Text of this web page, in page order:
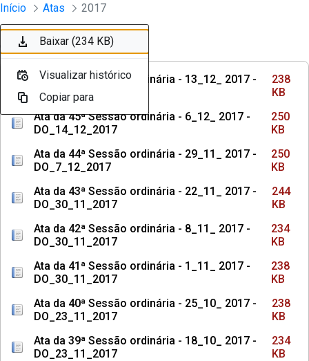
Pular para o Conteúdo principal
Sessões e Reuniões - Documentos
Início Atas 2017
Ordenar Filtro
Ata da 46ª Sessão ordinária - 13_12_ 2017 -
DO_21_12_2017
238
KB
Ata da 45ª Sessão ordinária - 6_12_ 2017 -
DO_14_12_2017
250
KB
Ata da 44ª Sessão ordinária - 29_11_ 2017 -
DO_7_12_2017
250
KB
Ata da 43ª Sessão ordinária - 22_11_ 2017 -
DO_30_11_2017
244
KB
Ata da 42ª Sessão ordinária - 8_11_ 2017 -
DO_30_11_2017
234
KB
Ata da 41ª Sessão ordinária - 1_11_ 2017 -
DO_30_11_2017
238
KB
Ata da 40ª Sessão ordinária - 25_10_ 2017 -
DO_23_11_2017
238
KB
Ata da 39ª Sessão ordinária - 18_10_ 2017 -
DO_23_11_2017
234
KB
Baixar (238 KB)
Visualizar histórico
Copiar para
Baixar (250 KB)
Visualizar histórico
Copiar para
Baixar (250 KB)
Visualizar histórico
Copiar para
Baixar (244 KB)
Visualizar histórico
Copiar para
Baixar (234 KB)
Visualizar histórico
Copiar para
Baixar (238 KB)
Visualizar histórico
Copiar para
Baixar (238 KB)
Visualizar histórico
Copiar para
Baixar (234 KB)
Visualizar histórico
Copiar para
Baixar (230 KB)
Visualizar histórico
Copiar para
Baixar (234 KB)
Visualizar histórico
Copiar para